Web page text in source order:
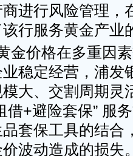
进行风险管理，
行服务黄金产业
金价格在多重因
稳定经营，浦发
大、交割周期灵
借+避险套保” 服
套保工具的结合
波动造成的损失